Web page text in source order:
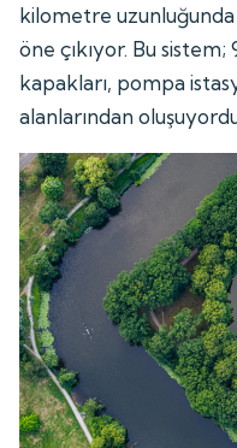
kilometre
öne çıkıyor. Bu
kapakları, pompa
alanlarından